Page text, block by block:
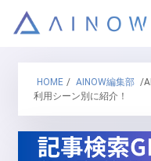
HOME / AINOW編集部 /
利用シーン別に紹介！